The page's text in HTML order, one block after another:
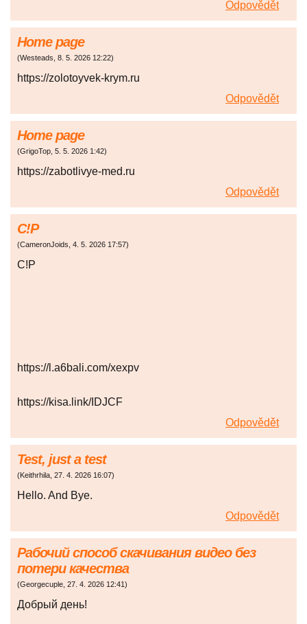
Odpovědět
Home page
(Westeads, 8. 5. 2026 12:22)
https://zolotoyvek-krym.ru
Odpovědět
Home page
(GrigoTop, 5. 5. 2026 1:42)
https://zabotlivye-med.ru
Odpovědět
C!P
(CameronJoids, 4. 5. 2026 17:57)
C!P
https://l.a6bali.com/xexpv
https://kisa.link/IDJCF
Odpovědět
Test, just a test
(Keithrhila, 27. 4. 2026 16:07)
Hello. And Bye.
Odpovědět
Рабочий способ скачивания видео без
потери качества
(Georgecuple, 27. 4. 2026 12:41)
Добрый день!